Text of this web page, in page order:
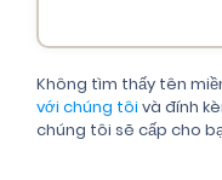
Không tìm thấy tên
với chúng tôi và đính
chúng tôi sẽ cấp cho